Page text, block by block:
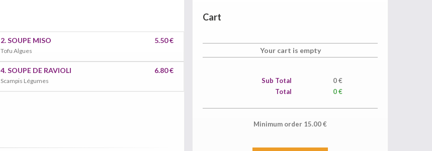
2. SOUPE MISO
Tofu Algues
5.50 €
4. SOUPE DE RAVIOLI
Scampis Légumes
6.80 €
Cart
Your cart is empty
Sub Total 0€
Total
0 €
Minimum order 15.00€